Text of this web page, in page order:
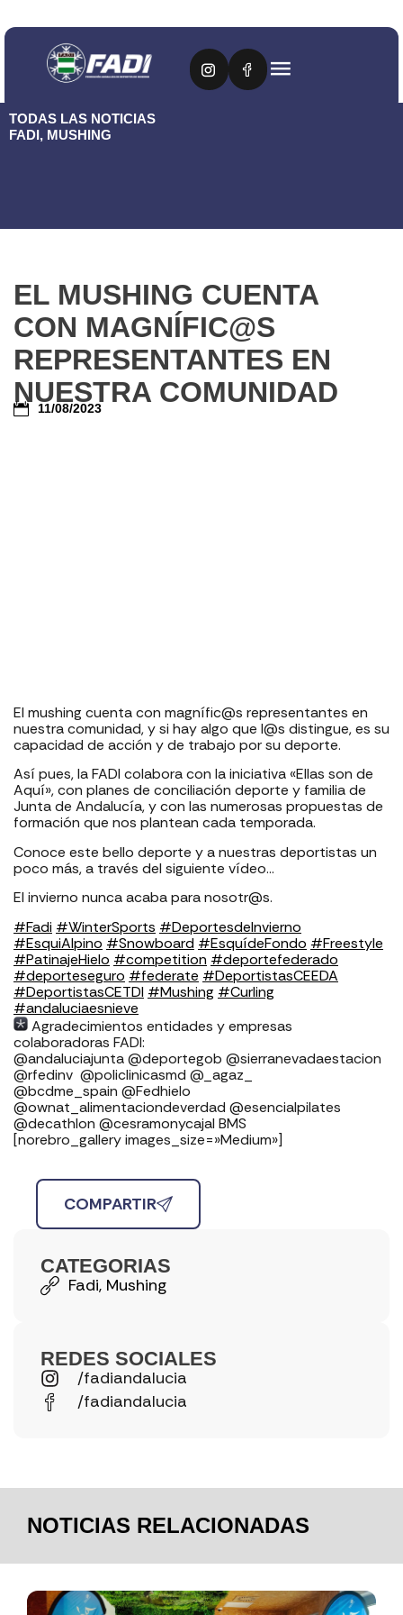
TODAS LAS NOTICIAS
FADI, MUSHING
EL MUSHING CUENTA
CON MAGNÍFIC@S
REPRESENTANTES EN
NUESTRA COMUNIDAD
11/08/2023
El mushing cuenta con magnífic@s representantes en
nuestra comunidad, y si hay algo que l@s distingue, es su
capacidad de acción y de trabajo por su deporte.
Así pues, la FADI colabora con la iniciativa «Ellas son de
Aquí», con planes de conciliación deporte y familia de
Junta de Andalucía, y con las numerosas propuestas de
formación que nos plantean cada temporada.
Conoce este bello deporte y a nuestras deportistas un
poco más, a través del siguiente vídeo…
El invierno nunca acaba para nosotr@s.
#Fadi #WinterSports #DeportesdeInvierno
#EsquiAlpino #Snowboard #EsquídeFondo #Freestyle
#PatinajeHielo #competition #deportefederado
#deporteseguro #federate #DeportistasCEEDA
#DeportistasCETDI #Mushing #Curling
#andaluciaesnieve
Agradecimientos entidades y empresas
colaboradoras FADI: ⁣⁣⁣⁣⁣⁣⁣⁣⁣⁣⁣⁣⁣⁣⁣⁣⁣⁣
⁣⁣⁣⁣@andaluciajunta @deportegob ⁣⁣⁣@sierranevadaestacion
@rfedinv ⁣⁣⁣⁣⁣⁣⁣⁣⁣⁣⁣⁣⁣⁣⁣⁣⁣ @policlinicasmd @_agaz_
@bcdme_spain @Fedhielo
@ownat_alimentaciondeverdad @esencialpilates
@decathlon @cesramonycajal BMS
[norebro_gallery images_size=»Medium»]
COMPARTIR
CATEGORIAS
Fadi, Mushing
REDES SOCIALES
/fadiandalucia
/fadiandalucia
NOTICIAS RELACIONADAS